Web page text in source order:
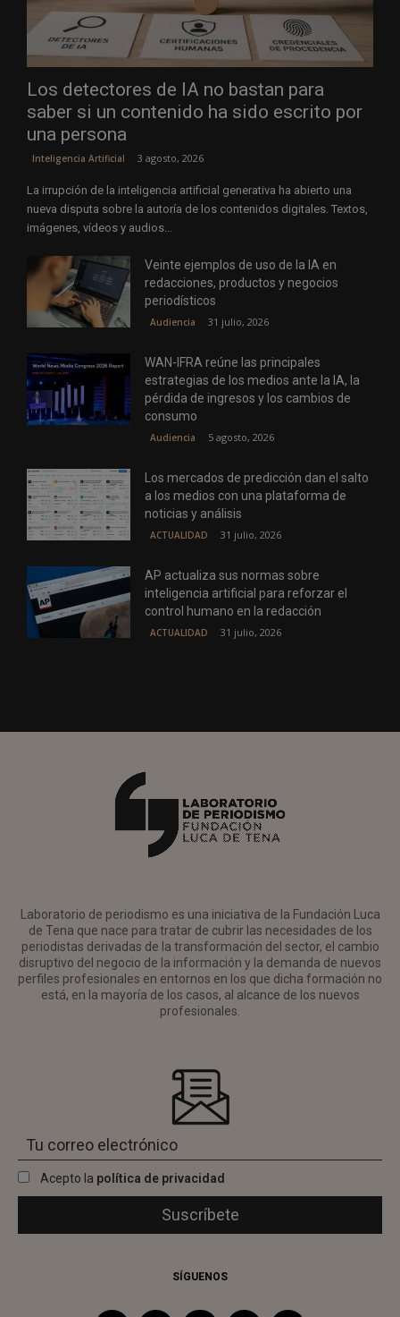
Los detectores de IA no bastan para
saber si un contenido ha sido escrito por
una persona
Inteligencia Artificial 3 agosto, 2026
La irrupción de la inteligencia artificial generativa ha abierto una
nueva disputa sobre la autoría de los contenidos digitales. Textos,
imágenes, vídeos y audios...
Veinte ejemplos de uso de la IA en
redacciones, productos y negocios
periodísticos
Audiencia 31 julio, 2026
WAN-IFRA reúne las principales
estrategias de los medios ante la IA, la
pérdida de ingresos y los cambios de
consumo
Audiencia 5 agosto, 2026
Los mercados de predicción dan el salto
a los medios con una plataforma de
noticias y análisis
ACTUALIDAD 31 julio, 2026
AP actualiza sus normas sobre
inteligencia artificial para reforzar el
control humano en la redacción
ACTUALIDAD 31 julio, 2026
Laboratorio de periodismo es una iniciativa de la Fundación Luca
de Tena que nace para tratar de cubrir las necesidades de los
periodistas derivadas de la transformación del sector, el cambio
disruptivo del negocio de la información y la demanda de nuevos
perfiles profesionales en entornos en los que dicha formación no
está, en la mayoría de los casos, al alcance de los nuevos
profesionales.
Acepto la política de privacidad
SÍGUENOS